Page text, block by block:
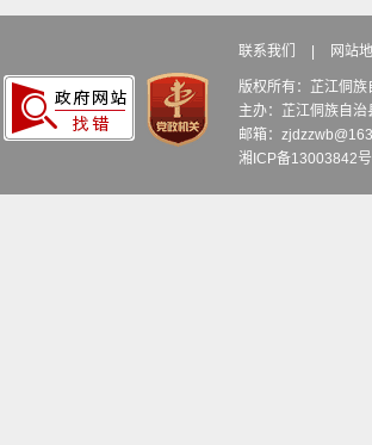
联系我们 | 网站
版权所有：芷江侗
主办：芷江侗族自
邮箱：
湘ICP备13003842号